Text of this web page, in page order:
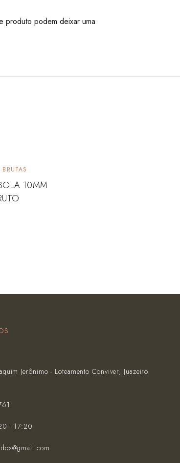
produto podem deixar uma
BRUTAS
10MM
Jerônimo - Loteamento Conviver, Juazeiro
- 17:20